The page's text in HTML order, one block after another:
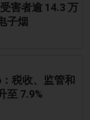
害者逾 14.3 万
子烟
税收、监管和
至 7.9%